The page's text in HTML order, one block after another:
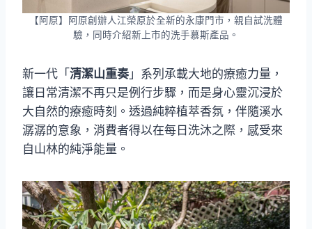
【阿原】阿原創辦人江榮原於全新的永康門市，親自試洗體
驗，同時介紹新上市的洗手慕斯產品。
新一代「 清潔山重奏」系列承載大地的療癒力量，
讓日常清潔不再只是例行步驟，而是身心靈沉浸於
大自然的療癒時刻。透過純粹植萃香氛，伴隨溪水
潺潺的意象，消費者得以在每日洗沐之際，感受來
自山林的純淨能量。